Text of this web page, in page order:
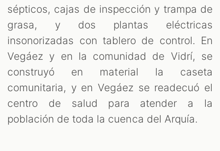
sépticos, cajas de inspección y trampa de
grasa, y dos plantas eléctricas
insonorizadas con tablero de control. En
Vegáez y en la comunidad de Vidrí, se
construyó en material la caseta
comunitaria, y en Vegáez se readecuó el
centro de salud para atender a la
población de toda la cuenca del Arquía.